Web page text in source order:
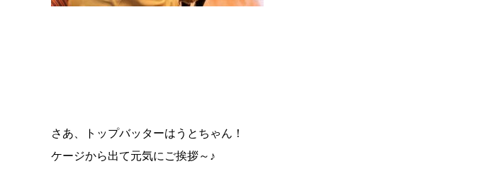
さあ、トップバッターはうとちゃん！
ケージから出て元気にご挨拶～♪